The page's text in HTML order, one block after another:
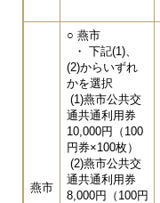
燕市
○ 燕市
・ 下記(1)、
(2)からいずれ
かを選択
(1)燕市公共交
通共通利用券
10,000円（100
円券×100枚）
(2)燕市公共交
通共通利用券
8,000円（100円